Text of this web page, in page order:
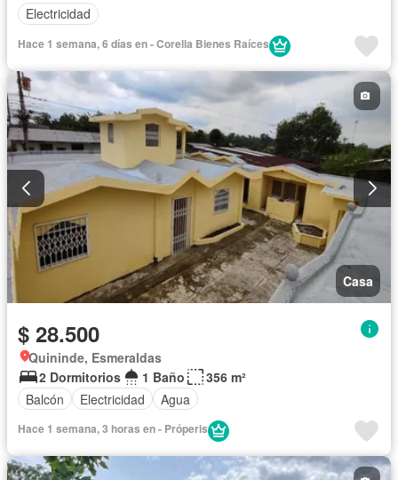
Electricidad
Hace 1 semana, 6 días en - Corella Bienes Raíces
Casa
$ 28.500
Quininde, Esmeraldas
2 Dormitorios
1 Baño
356 m²
Balcón
Electricidad Agua
Hace 1 semana, 3 horas en - Próperis